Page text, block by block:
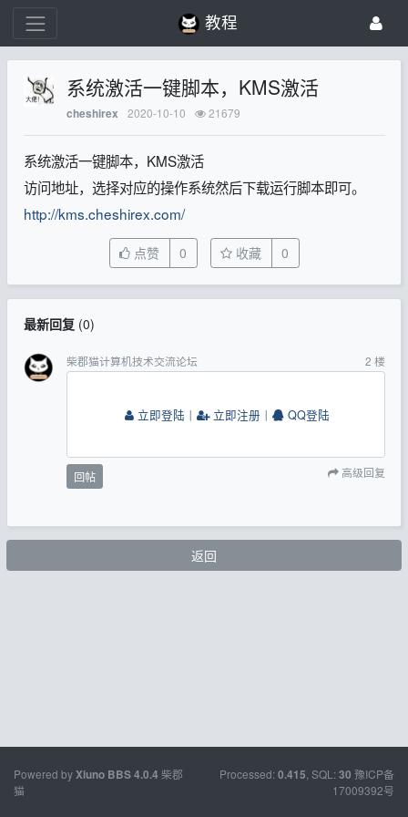
教程
系统激活一键脚本，KMS激活
cheshirex 2020-10-10 21679
系统激活一键脚本，KMS激活
访问地址，选择对应的操作系统然后下载运行脚本即可。
http://kms.cheshirex.com/
点赞 0 收藏 0
最新回复(0)
柴郡猫计算机技术交流论坛 2 楼
立即登陆 丨 立即注册 丨 QQ登陆
回帖 高级回复
返回
Powered byXiuno BBS4.0.4 柴郡
猫
Processed: 0.415 , SQL: 30 豫ICP备
17009392号